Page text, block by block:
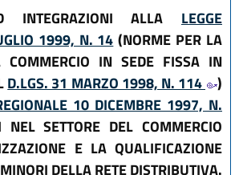
INTEGRAZIONI ALLA LEGGE
1999, N. 14 (NORME PER LA
COMMERCIO IN SEDE FISSA IN
D.LGS. 31 MARZO 1998, N. 114
)
10 DICEMBRE 1997, N.
NEL SETTORE DEL COMMERCIO
E LA QUALIFICAZIONE
DELLA RETE DISTRIBUTIVA.